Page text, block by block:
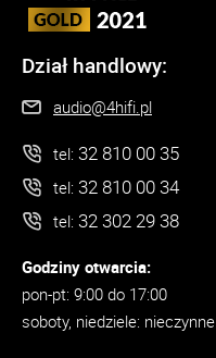
Dział handlowy:
audio@4hifi.pl
tel: 32 810 00 35
tel: 32 810 00 34
tel: 32 302 29 38
Godziny otwarcia:
pon-pt: 9:00 do 17:00
soboty, niedziele: nieczynne